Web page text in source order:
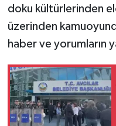
doku kültürlerinden
üzerinden
haber ve yorumların